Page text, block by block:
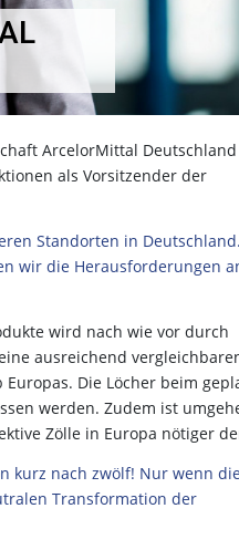
ArcelorMittal Deutschland
als Vorsitzender der
Standorten in
wir die Herausforderungen
wird nach wie vor durch
ausreichend
Die Löcher beim
werden. Zudem ist
Zölle in Europa nötiger
kurz nach zwölf! Nur wenn
Transformation der